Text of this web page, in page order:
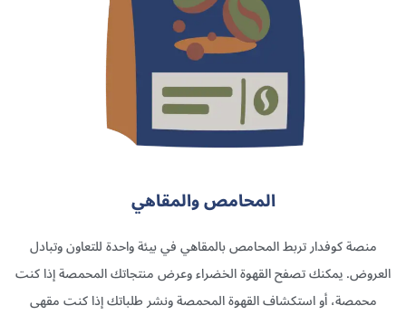
المحامص والمقاهي
منصة كوفدار تربط المحامص بالمقاهي في بيئة واحدة للتعاون وتبادل
العروض. يمكنك تصفح القهوة الخضراء وعرض منتجاتك المحمصة إذا كنت
محمصة، أو استكشاف القهوة المحمصة ونشر طلباتك إذا كنت مقهى